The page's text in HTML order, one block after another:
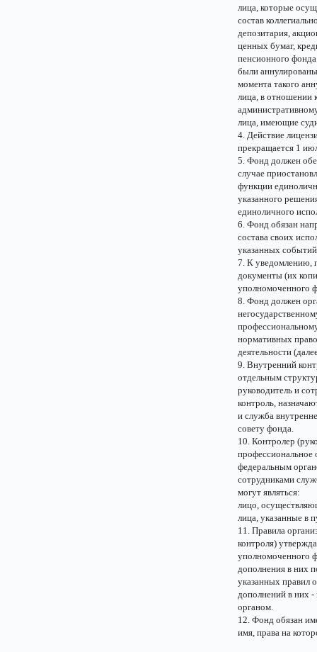
лица, которые
состав
депозитария,
ценных бумаг,
пенсионного
были
момента такого
лица, в отношении
лица, имеющие
4. Действие
прекращается 1
5. Фонд должен
случае
функции
указанного
единоличного
6. Фонд обязан
состава своих
указанных
7. К уведомлению,
документы (их
уполномоченного
8. Фонд должен
нормативных
деятельности
9. Внутренний
отдельным
руководитель и
контроль,
и служба
совету фонда.
10. Контролер
профессиональное
федеральным
сотрудниками
могут являться:
лицо,
лица, указанные в
11. Правила
контроля)
уполномоченного
дополнения в них
указанных правил
дополнений в них
органом.
12. Фонд обязан
имя, права на